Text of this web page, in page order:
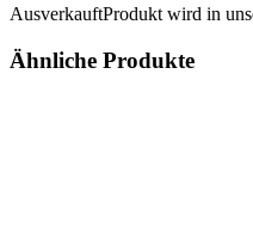
AusverkauftProdukt wird in
Ähnliche Produkte